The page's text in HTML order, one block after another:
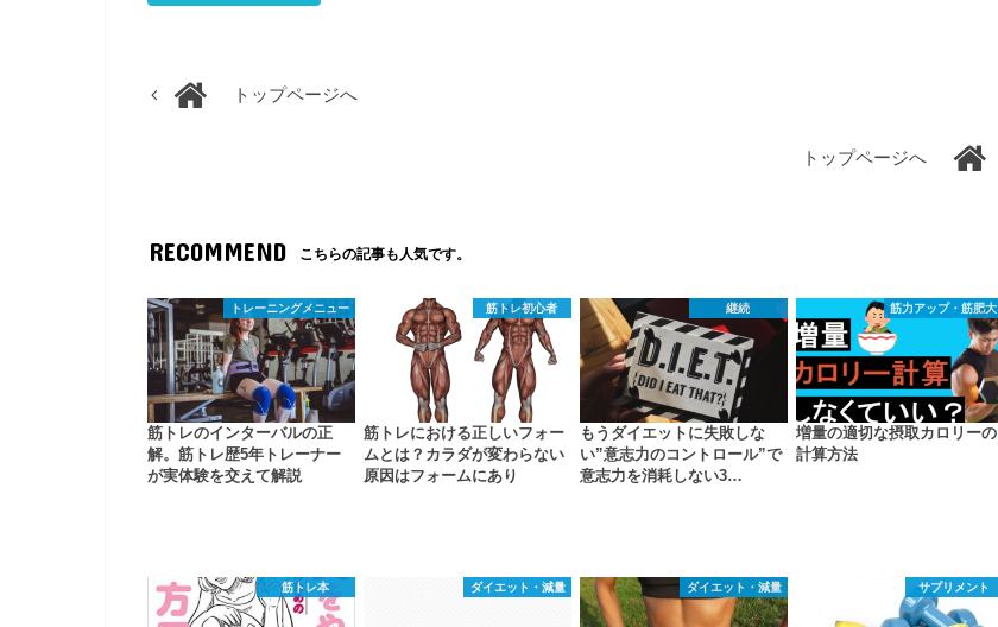
トップページへ
トップページへ
RECOMMEND こちらの記事も人気です。
トレーニングメニュー
筋トレのインターバルの正
解。筋トレ歴5年トレーナー
が実体験を交えて解説
筋トレ初心者
筋トレにおける正しいフォー
ムとは？カラダが変わらない
原因はフォームにあり
継続
もうダイエットに失敗しな
い”意志力のコントロール”で
意志力を消耗しない3…
筋力アップ・筋肥大
増量の適切な摂取カロリーの
計算方法
筋トレ本 ダイエット・減量 ダイエット・減量 サプリメント